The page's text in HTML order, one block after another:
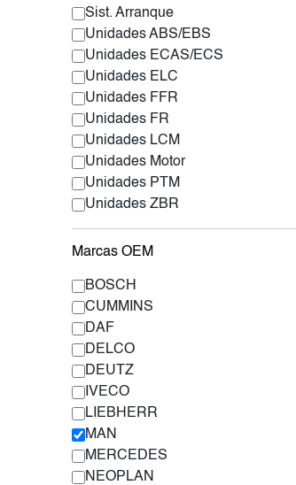
Sist. Arranque
Unidades ABS/EBS
Unidades ECAS/ECS
Unidades ELC
Unidades FFR
Unidades FR
Unidades LCM
Unidades Motor
Unidades PTM
Unidades ZBR
Marcas OEM
BOSCH
CUMMINS
DAF
DELCO
DEUTZ
IVECO
LIEBHERR
MAN
MERCEDES
NEOPLAN